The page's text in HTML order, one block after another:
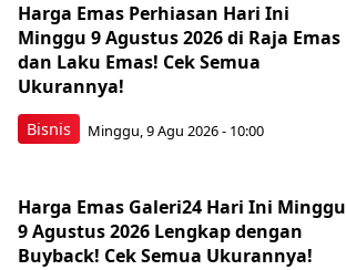
Bisnis
Harga Emas Perhiasan Hari Ini
Minggu 9 Agustus 2026 di Raja Emas
dan Laku Emas! Cek Semua
Ukurannya!
Minggu, 9 Agu 2026 - 10:00
Harga Emas Galeri24 Hari Ini Minggu
9 Agustus 2026 Lengkap dengan
Buyback! Cek Semua Ukurannya!